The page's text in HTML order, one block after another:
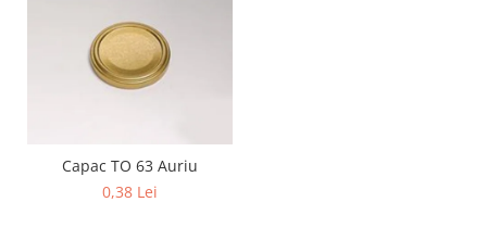
Capac TO 63 Auriu
0,38 Lei